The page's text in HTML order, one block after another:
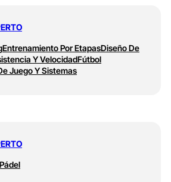
Entrenamiento Por EtapasDiseño De
Y VelocidadFútbol
Juego Y Sistemas